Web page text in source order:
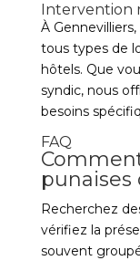
Intervention
À
tous types de
hôtels. Que
syndic, nous
besoins
FAQ
punaises
Recherchez
vérifiez la
souvent